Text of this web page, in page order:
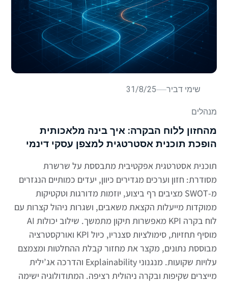
שימי דביר 31/8/25
מנהלים
מהחזון ללוח הבקרה: איך בינה מלאכותית
הופכת תוכנית אסטרטגית למצפן עסקי דינמי
תוכנית אסטרטגית אפקטיבית מתבססת על שרשרת
מסודרת: חזון וערכים מגדירים כיוון, יעדים כמותיים הנגזרים
מ-SWOT מציבים רף ביצוע, יוזמות מדורגות וטקטיקות
ממוקדות מייעלות הקצאת משאבים, ושגרות ניהול קצרות עם
לוח בקרה KPI מאפשרות תיקון מתמשך. שילוב יכולות AI
מוסיף תחזיות, סימולציות סצנריו, כיול KPI ואורקסטרציה
מבוססת נתונים, מקצר את מחזור קבלת ההחלטות ומצמצם
עלויות שקועות. מנגנוני Explainability והדרכה אג’ילית
מייצרים שקיפות ובקרה ניהולית רציפה. המתודולוגיה ישימה